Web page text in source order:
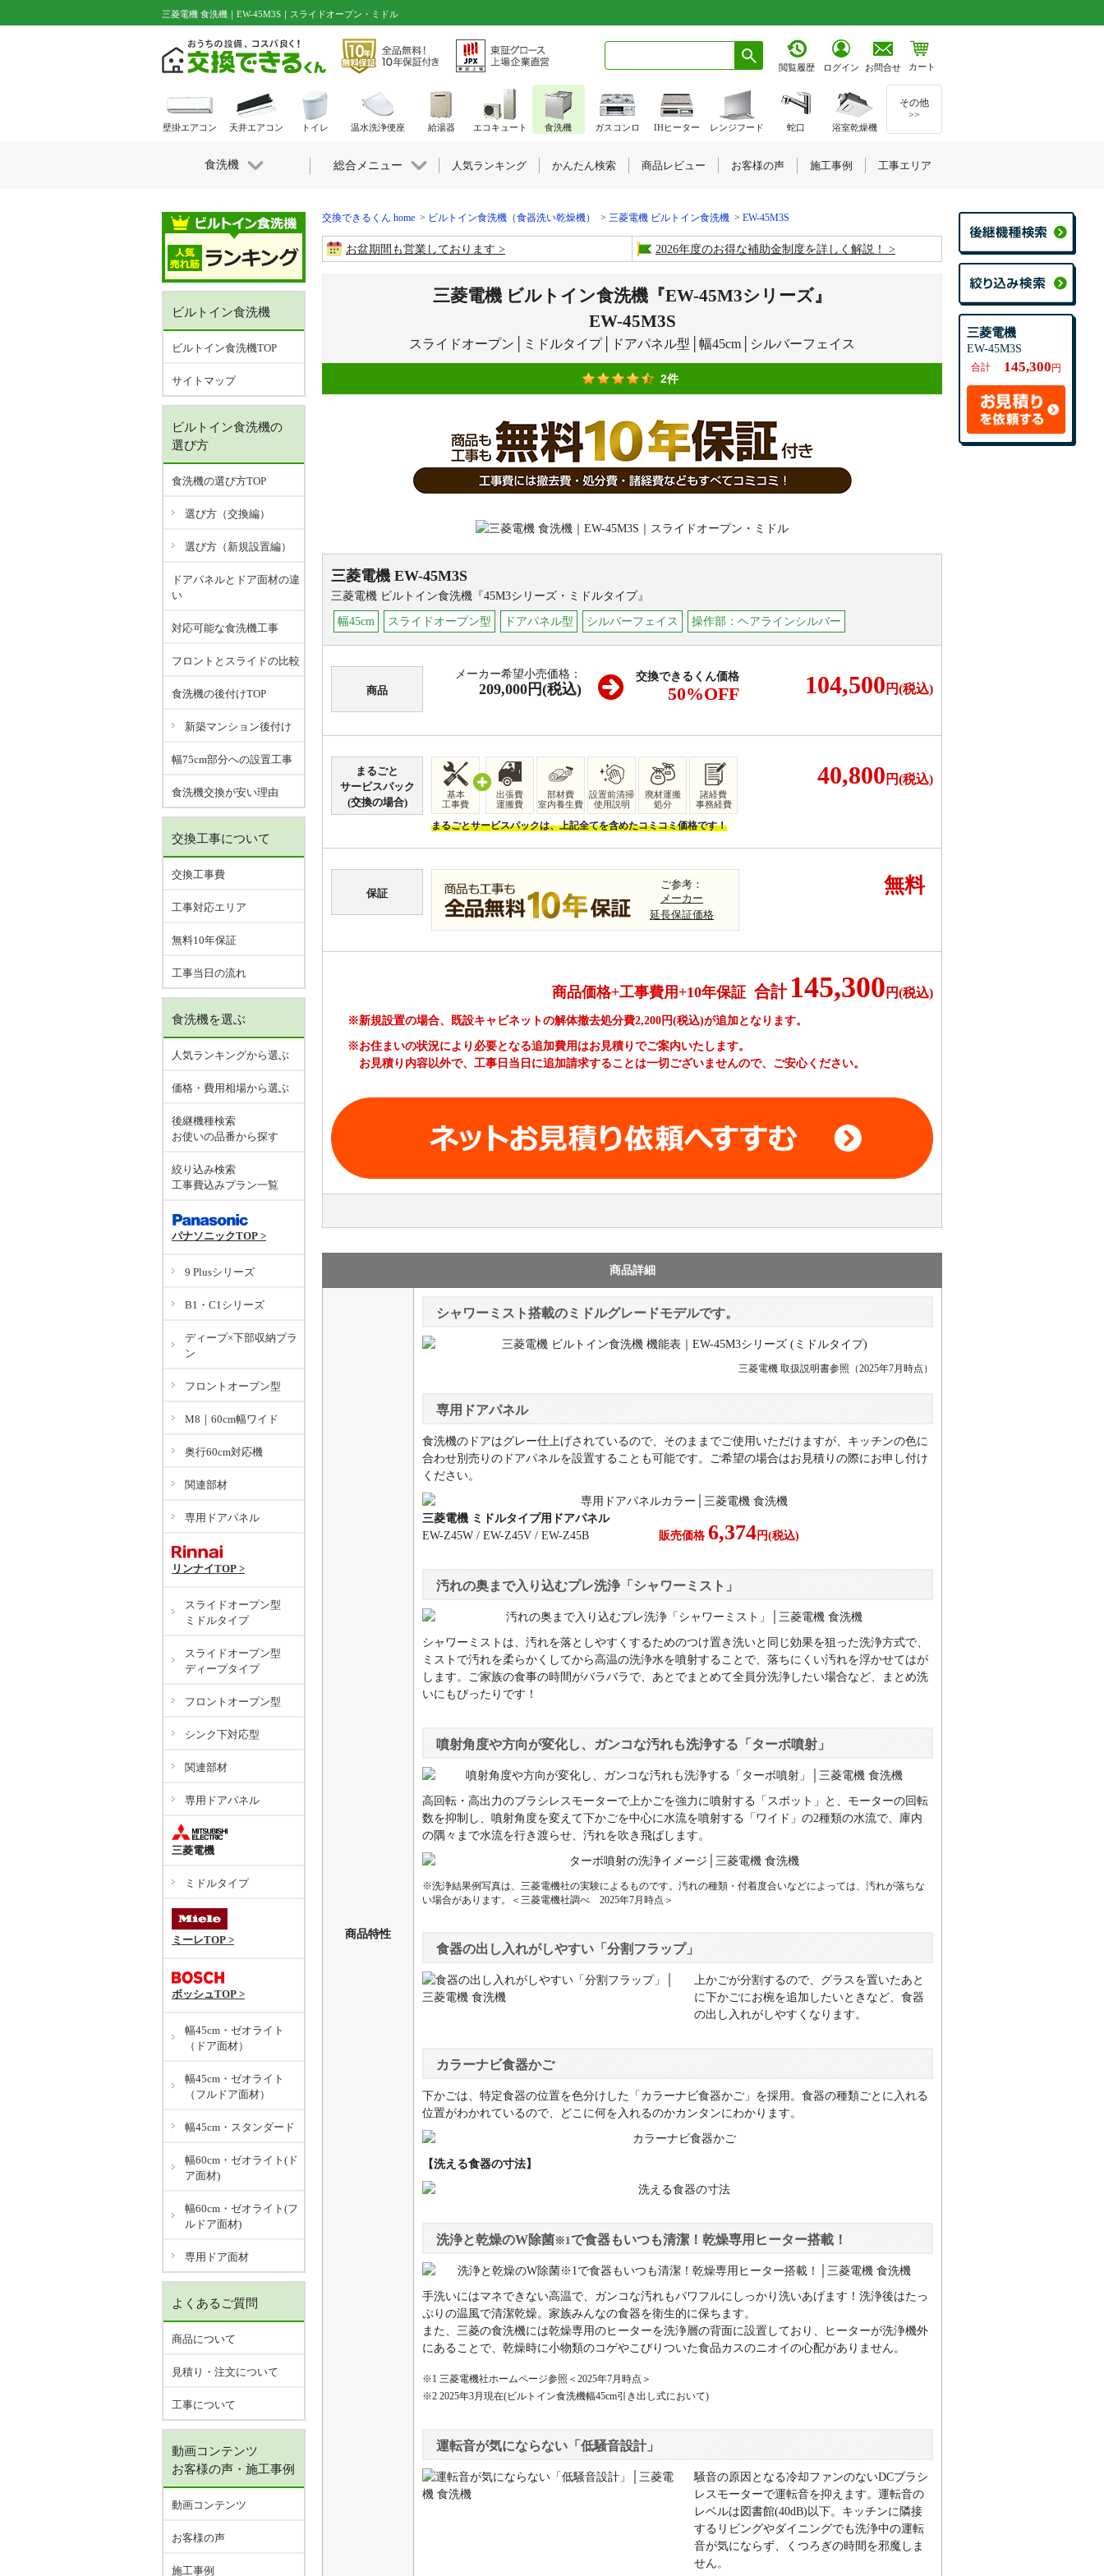
三菱電機
EW-45M3S
合計 145,300 円
三菱電機 食洗機｜EW-45M3S｜スライドオープン・ミドル
閲覧履歴 ログイン お問合せ カート
交換できるくん home ビルトイン食洗機（食器洗い乾燥機） 三菱電機 ビルトイン食洗機 EW-45M3S
お盆期間も営業しております 2026年度のお得な補助金制度を詳しく解説！
三菱電機 ビルトイン食洗機『EW-45M3シリーズ』
EW-45M3S
スライドオープン│ミドルタイプ│ドアパネル型│幅45cm│シルバーフェイス
2件
三菱電機 EW-45M3S
三菱電機 ビルトイン食洗機『45M3シリーズ・ミドルタイプ』
幅45cm スライドオープン型 ドアパネル型 シルバーフェイス 操作部：ヘアラインシルバー
商品
メーカー希望小売価格：
209,000円(税込)
交換できるくん価格
50%OFF 104,500 円(税込)
まるごと
サービスパック
(交換の場合)
基本
工事費
出張費
運搬費
部材費
室内養生費
設置前清掃
使用説明
廃材運搬
処分
諸経費
事務経費
まるごとサービスパックは、上記全てを含めたコミコミ価格です！
40,800 円(税込)
保証
ご参考：
メーカー
延長保証価格
無料
商品価格+工事費用+10年保証 合計 145,300 円(税込)
※新規設置の場合、既設キャビネットの解体撤去処分費2,200 円(税込)が追加となります。
※お住まいの状況により必要となる追加費用はお見積りでご案内いたします。
お見積り内容以外で、工事日当日に追加請求することは一切ございませんので、ご安心ください。
商品詳細
商品特性
シャワーミスト搭載のミドルグレードモデルです。
三菱電機 取扱説明書参照（2025年7月時点）
専用ドアパネル
食洗機のドアはグレー仕上げされているので、そのままでご使用いただけますが、キッチンの色に
合わせ別売りのドアパネルを設置することも可能です。ご希望の場合はお見積りの際にお申し付け
ください。
三菱電機 ミドルタイプ用ドアパネル
EW-Z45W / EW-Z45V / EW-Z45B
販売価格 6,374 円(税込)
汚れの奥まで入り込むプレ洗浄「シャワーミスト」
シャワーミストは、汚れを落としやすくするためのつけ置き洗いと同じ効果を狙った洗浄方式で、
ミストで汚れを柔らかくしてから高温の洗浄水を噴射することで、落ちにくい汚れを浮かせてはが
します。ご家族の食事の時間がバラバラで、あとでまとめて全員分洗浄したい場合など、まとめ洗
いにもぴったりです！
噴射角度や方向が変化し、ガンコな汚れも洗浄する「ターボ噴射」
高回転・高出力のブラシレスモーターで上かごを強力に噴射する「スポット」と、モーターの回転
数を抑制し、噴射角度を変えて下かごを中心に水流を噴射する「ワイド」の2種類の水流で、庫内
の隅々まで水流を行き渡らせ、汚れを吹き飛ばします。
※洗浄結果例写真は、三菱電機社の実験によるものです。汚れの種類・付着度合いなどによっては、汚れが落ちな
い場合があります。＜三菱電機社調べ 2025年7月時点＞
食器の出し入れがしやすい「分割フラップ」
上かごが分割するので、グラスを置いたあと
に下かごにお椀を追加したいときなど、食器
の出し入れがしやすくなります。
カラーナビ食器かご
下かごは、特定食器の位置を色分けした「カラーナビ食器かご」を採用。食器の種類ごとに入れる
位置がわかれているので、どこに何を入れるのかカンタンにわかります。
【洗える食器の寸法】
洗浄と乾燥のW除菌※1で食器もいつも清潔！乾燥専用ヒーター搭載！
手洗いにはマネできない高温で、ガンコな汚れもパワフルにしっかり洗いあげます！洗浄後はたっ
ぷりの温風で清潔乾燥。家族みんなの食器を衛生的に保ちます。
また、三菱の食洗機には乾燥専用のヒーターを洗浄層の背面に設置しており、ヒーターが洗浄機外
にあることで、乾燥時に小物類のコゲやこびりついた食品カスのニオイの心配がありません。
※1 三菱電機社ホームページ参照＜2025年7月時点＞
※2 2025年3月現在(ビルトイン食洗機幅45cm引き出し式において)
運転音が気にならない「低騒音設計」
騒音の原因となる冷却ファンのないDCブラシ
レスモーターで運転音を抑えます。運転音の
レベルは図書館(40dB)以下。キッチンに隣接
するリビングやダイニングでも洗浄中の運転
音が気にならず、くつろぎの時間を邪魔しま
せん。
ビルトイン食洗機
ビルトイン食洗機TOP
サイトマップ
ビルトイン食洗機の
選び方
食洗機の選び方TOP
選び方（交換編）
選び方（新規設置編）
ドアパネルとドア面材の違
い
対応可能な食洗機工事
フロントとスライドの比較
食洗機の後付けTOP
新築マンション後付け
幅75cm部分への設置工事
食洗機交換が安い理由
交換工事について
交換工事費
工事対応エリア
無料10年保証
工事当日の流れ
食洗機を選ぶ
人気ランキングから選ぶ
価格・費用相場から選ぶ
後継機種検索
お使いの品番から探す
絞り込み検索
工事費込みプラン一覧
パナソニックTOP >
9 Plusシリーズ
B1・C1シリーズ
ディープ×下部収納プラ
ン
フロントオープン型
M8｜60cm幅ワイド
奥行60cm対応機
関連部材
専用ドアパネル
リンナイTOP >
スライドオープン型
ミドルタイプ
スライドオープン型
ディープタイプ
フロントオープン型
シンク下対応型
関連部材
専用ドアパネル
三菱電機
ミドルタイプ
ミーレTOP >
ボッシュTOP >
幅45cm・ゼオライト
（ドア面材）
幅45cm・ゼオライト
（フルドア面材）
幅45cm・スタンダード
幅60cm・ゼオライト(ド
ア面材)
幅60cm・ゼオライト(フ
ルドア面材)
専用ドア面材
よくあるご質問
商品について
見積り・注文について
工事について
動画コンテンツ
お客様の声・施工事例
動画コンテンツ
お客様の声
施工事例
壁掛エアコン 天井エアコン トイレ 温水洗浄便座 給湯器 エコキュート 食洗機 ガスコンロ IHヒーター レンジフード 蛇口 浴室乾燥機
その他
>>
食洗機 総合メニュー 人気ランキング かんたん検索 商品レビュー お客様の声 施工事例 工事エリア